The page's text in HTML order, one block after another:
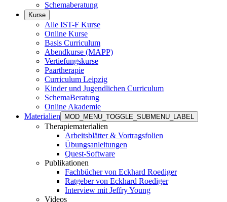
Schemaberatung
Kurse
Alle IST-F Kurse
Online Kurse
Basis Curriculum
Abendkurse (MAPP)
Vertiefungskurse
Paartherapie
Curriculum Leipzig
Kinder und Jugendlichen Curriculum
SchemaBeratung
Online Akademie
Materialien
MOD_MENU_TOGGLE_SUBMENU_LABEL
Therapiematerialien
Arbeitsblätter & Vortragsfolien
Übungsanleitungen
Quest-Software
Publikationen
Fachbücher von Eckhard Roediger
Ratgeber von Eckhard Roediger
Interview mit Jeffry Young
Videos